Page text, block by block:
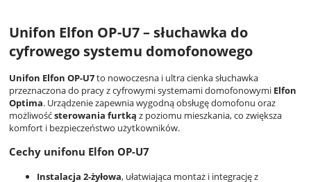
Unifon Elfon OP-U7 – słuchawka do
cyfrowego systemu domofonowego
Unifon Elfon OP-U7to nowoczesna i ultra cienka słuchawka
przeznaczona do pracy z cyfrowymi systemami domofonowymi Elfon
Optima. Urządzenie zapewnia wygodną obsługę domofonu oraz
możliwośćsterowania furtką z poziomu mieszkania, co zwiększa
komfort i bezpieczeństwo użytkowników.
Cechy unifonu Elfon OP-U7
Instalacja 2-żyłowa, ułatwiająca montaż i integrację z